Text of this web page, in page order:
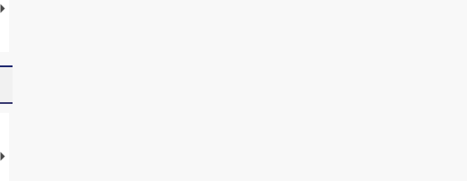
视线｜HYROX的吸金
【推广】走进第四届链博